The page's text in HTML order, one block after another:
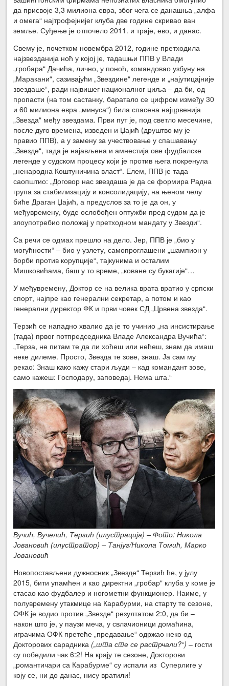
да присвоје 3,3 милиона евра, због чега се данашња „алфа
и омега“ најтрофејнијег клуба две године скривао ван
земље. Суђење је отпочело 2011. и траје, ево, и данас.
Свему је, почетком новембра 2012, године претходила
најзвезданија ноћ у којој је, тадашњи ППВ у Влади
„гробара“ Дачића, лично, у поноћ, командовао узбуну на
„Маракани“, сазивајући „Звездине“ легенде и „најутицајније
звездаше“, ради највишег националног циља – да би, од
пропасти (на том састанку, баратало се цифром између 30
и 60 милиона евра „минуса“) била спасена најцрвенија
„Звезда“ међу звездама. Први пут је, под светло месечине,
после дуго времена, изведен и Џајић (друштво му је
правио ППВ), а у замену за учествовање у спашавању
„Звезде“, тада је најављена и амнестија ове фудбалске
легенде у судском процесу који је против њега покренула
„ненародна Коштуничина власт“. Елем, ППВ је тада
саопштио: „Договор нас звездаша је да се формира Радна
група за стабилизацију и консолидацију, на њеном челу
биће Драган Џајић, а предуслов за то је да он, у
међувремену, буде ослобођен оптужби пред судом да је
злоупотребио положај у претходном мандату у Звезди“.
Са речи се одмах прешло на дело. Јер, ППВ је „био у
могућности“ – био у узлету, самопроглашени „шампион у
борби против корупције“, тајкунима и осталим
Мишковићама, баш у то време, „коване су букагије“…
У међувремену, Доктор се на велика врата вратио у српски
спорт, најпре као генерални секретар, а потом и као
генерални директор ФК и први човек СД „Црвена звезда“.
Терзић се нападно хвалио да је то учинио „на инсистирање
(тада) првог потпредседника Владе Александра Вучића“:
„Терза, не питам те да ли хоћеш или нећеш, знам да имаш
неке дилеме. Просто, Звезда те зове, знаш. Ја сам му
рекао: Знаш како кажу стари људи – кад командант зове,
само кажеш: Господару, заповедај. Нема шта.“
Вучић, Вучелић, Терзић (илустрација) – Фото: Никола
Јовановић (илустратор) – Танјуг/Никола Томић, Марко
Јовановић
Новопостављени дужносник „Звезде“ Терзић ће, у јулу
2015, бити упамћен и као директни „гробар“ клуба у коме је
стасао као фудбалер и ногометни функционер. Наиме, у
полувремену утакмице на Карабурми, на старту те сезоне,
ОФК је водио против „Звезде“ резултатом 2:0, да би –
након што је, у паузи меча, у свлачионици домаћина,
играчима ОФК претеће „предавање“ одржао неко од
Докторових сарадника („шта сте се растрчали?“) – гости
су победили чак 6:2! На крају те сезоне, Докторови
„романтичари са Карабурме“ су испали из Суперлиге у
коју се, ни до данас, нису вратили!